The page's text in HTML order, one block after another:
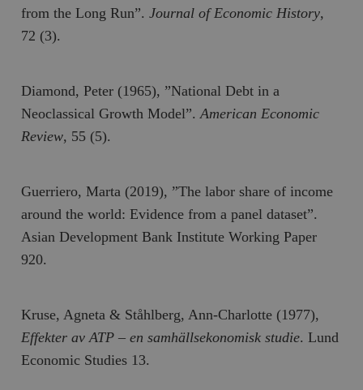
from the Long Run”.Journal of Economic History,
72 (3).
Diamond, Peter (1965), ”National Debt in a
Neoclassical Growth Model”.American Economic
Review, 55 (5).
Guerriero, Marta (2019), ”The labor share of income
around the world: Evidence from a panel dataset”.
Asian Development Bank Institute Working Paper
920.
Kruse, Agneta & Ståhlberg, Ann-Charlotte (1977),
Effekter av ATP – en samhällsekonomisk studie. Lund
Economic Studies 13.